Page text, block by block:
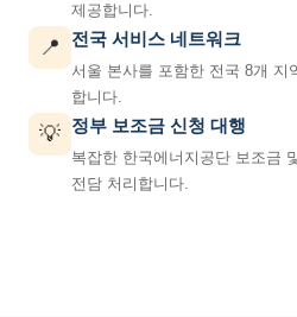
제공합니다.
📍 전국 서비스 네트워크
서울 본사를 포함한 전국 8개 지
합니다.
💡 정부 보조금 신청 대행
복잡한 한국에너지공단 보조금
전담 처리합니다.